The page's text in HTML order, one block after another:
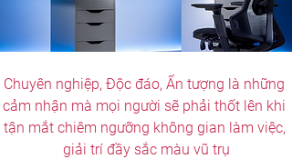
Chuyên nghiệp, Độc đáo, Ấn tượng là những
cảm nhận mà mọi người sẽ phải thốt lên khi
tận mắt chiêm ngưỡng không gian làm việc,
giải trí đầy sắc màu vũ trụ